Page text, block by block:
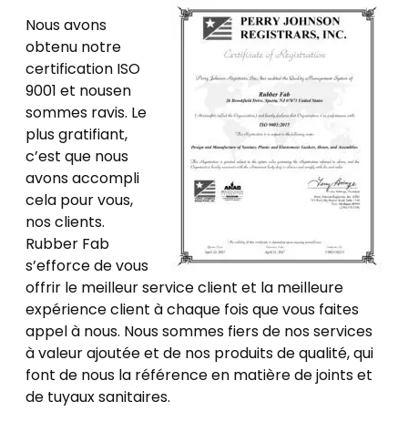
Nous avons
obtenu notre
certification ISO
9001 et nousen
sommes ravis. Le
plus gratifiant,
c’est que nous
avons accompli
cela pour vous,
nos clients.
Rubber Fab
s’efforce de vous
offrir le meilleur service client et la meilleure
expérience client à chaque fois que vous faites
appel à nous. Nous sommes fiers de nos services
à valeur ajoutée et de nos produits de qualité, qui
font de nous la référence en matière de joints et
de tuyaux sanitaires.